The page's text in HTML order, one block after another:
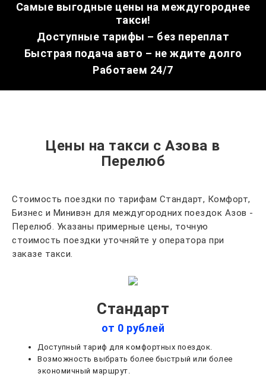
Самые выгодные цены на междугороднее
такси!
Доступные тарифы – без переплат
Быстрая подача авто – не ждите долго
Работаем 24/7
Цены на такси с Азова в
Перелюб
Стоимость поездки по тарифам Стандарт, Комфорт,
Бизнес и Минивэн для междугородних поездок Азов -
Перелюб. Указаны примерные цены, точную
стоимость поездки уточняйте у оператора при
заказе такси.
Стандарт
от 0 рублей
Доступный тариф для комфортных поездок.
Возможность выбрать более быстрый или более
экономичный маршрут.